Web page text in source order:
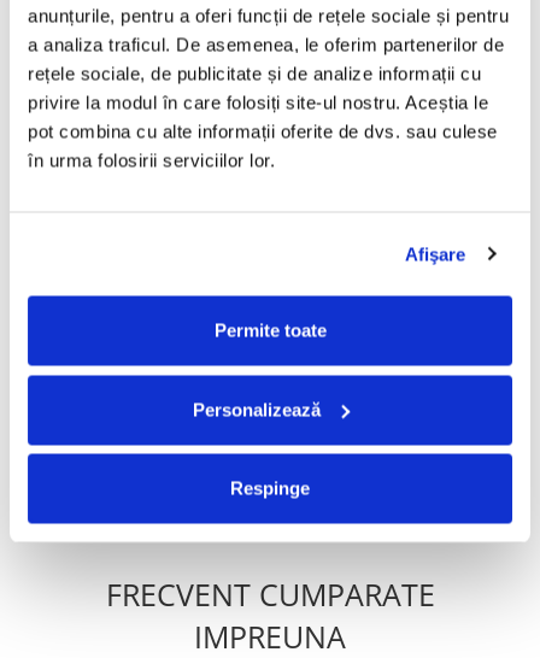
anunțurile, pentru a oferi funcții de rețele sociale și pentru
a analiza traficul. De asemenea, le oferim partenerilor de
rețele sociale, de publicitate și de analize informații cu
privire la modul în care folosiți site-ul nostru. Aceștia le
pot combina cu alte informații oferite de dvs. sau culese
în urma folosirii serviciilor lor.
Afişare
Permite toate
Personalizează
Respinge
D1
In The Dead Of Night
D2
Heat Of The Moment
D3
Video Killed The Radio Star
Gen:Rock
Prog Rock, Arena Rock, Pop Rock
An Lansare:2012
Informatii conformitate produs
PRODUSE ALTERNATIVE
Ștefan Hrușcă - Urare
Pentru Îndrăgostiți, (Disc
Ștefan Hrușcă - La Săvârșitu
Lumii, (Disc Vinil)
FRECVENT CUMPARATE
IMPREUNA